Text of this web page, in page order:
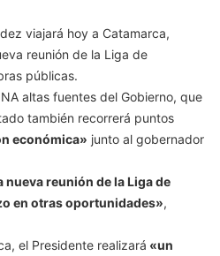
viajará hoy a Catamarca,
reunión de la Liga de
públicas.
altas fuentes del Gobierno, que
también recorrerá puntos
económica» junto al gobernador
nueva reunión de la Liga de
en otras oportunidades»,
el Presidente realizará «un